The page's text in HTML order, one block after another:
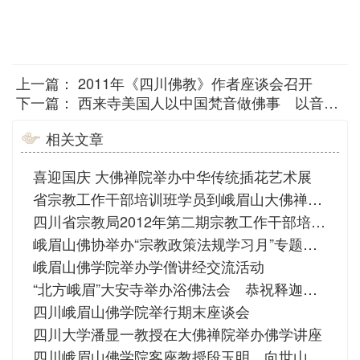
上一篇： 2011年《四川佛教》作者座谈会召开
下一篇： 西来寺美国人以中国梵音做佛事 以音声推动佛教本土化
相关文章
喜迎国庆 大佛禅院举办中华传统插花艺术展
省宗教工作干部培训班学员到峨眉山大佛禅院参观考察
四川省宗教局2012年第二期宗教工作干部培训班在峨眉山市隆重举办
峨眉山佛协举办“宗教政策法规学习月”专题讲座
峨眉山佛学院举办学僧讲经交流活动
“北方峨眉”大安寺举办浴佛法会 恭祝释迦佛圣诞
四川峨眉山佛学院举行期末座谈会
四川大学潘显一教授在大佛禅院举办佛学讲座